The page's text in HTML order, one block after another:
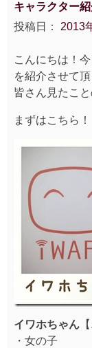
キャラクター
投稿日： 2013
こんにちは！
を紹介させて
皆さん見たこ
まずはこちら！
イワホちゃん
・女の子